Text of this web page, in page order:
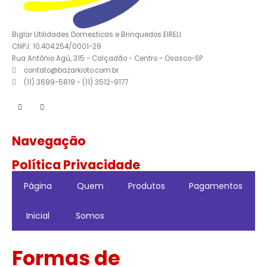
Biglar Utilidades Domesticas e Brinquedos EIRELI
CNPJ: 10.404.254/0001-29
Rua Antônio Agú, 315 - Calçadão - Centro - Osasco-SP
contato@bazarkioto.com.br
(11) 3699-5819 - (11) 3512-9177
Navegação
Política Privacidade
Página
Inicial
Quem
Somos
Produtos Pagamentos
Formas de